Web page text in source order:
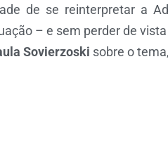
de se reinterpretar a
– e sem perder de
Sovierzoski sobre o